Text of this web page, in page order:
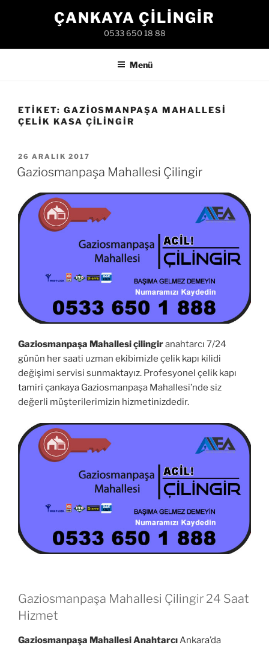
ÇANKAYA ÇILINGIR
0533 650 18 88
Menü
ETIKET: GAZIOSMANPAŞA MAHALLESI
ÇELIK KASA ÇILINGIR
YAYIM
TARIHI
26 ARALIK 2017
Gaziosmanpaşa Mahallesi Çilingir
Gaziosmanpaşa Mahallesi çilingiranahtarcı 7/24
günün her saati uzman ekibimizle çelik kapı kilidi
değişimi servisi sunmaktayız. Profesyonel çelik kapı
tamiri çankaya Gaziosmanpaşa Mahallesi’nde siz
değerli müşterilerimizin hizmetinizdedir.
Gaziosmanpaşa Mahallesi Çilingir 24 Saat
Hizmet
Gaziosmanpaşa Mahallesi AnahtarcıAnkara’da